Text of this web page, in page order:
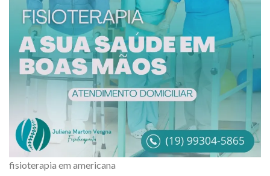
fisioterapia em americana